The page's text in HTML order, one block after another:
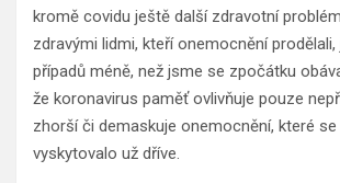
kromě covidu ještě další zdravotní
zdravými lidmi, kteří onemocnění
případů méně, než jsme se zpočátku
že koronavirus paměť ovlivňuje pouze
zhorší či demaskuje onemocnění, které
vyskytovalo už dříve.